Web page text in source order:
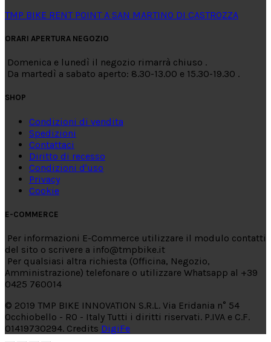
TMP BIKE RENT POINT A SAN MARTINO DI CASTROZZA
ORARI APERTURA NEGOZIO
Domenica e lunedì il negozio rimarrà chiuso .
Da martedì a sabato aperto: 8.30-13.00 e 15.30-19.30 .
SHOP
Condizioni di vendita
Spedizioni
Contattaci
Diritto di recesso
Condizioni d'uso
Privacy
Cookie
E-COMMERCE
Per informazioni E-Commerce utilizzare il modulo contatti
del sito o scrivere a info@tmpbike.it
Per qualsiasi altra richiesta (Officina, Negozio,
Amministrazione) telefonare o utilizzare Whatsapp al +39
0425 760014
© 2019 TMP BIKE INNOVATION S.R.L. Via Eridania n° 54
Occhiobello - RO - Italy Tutti i diritti riservati. P.IVA e C.F.
01419730294. Credits DigiFe